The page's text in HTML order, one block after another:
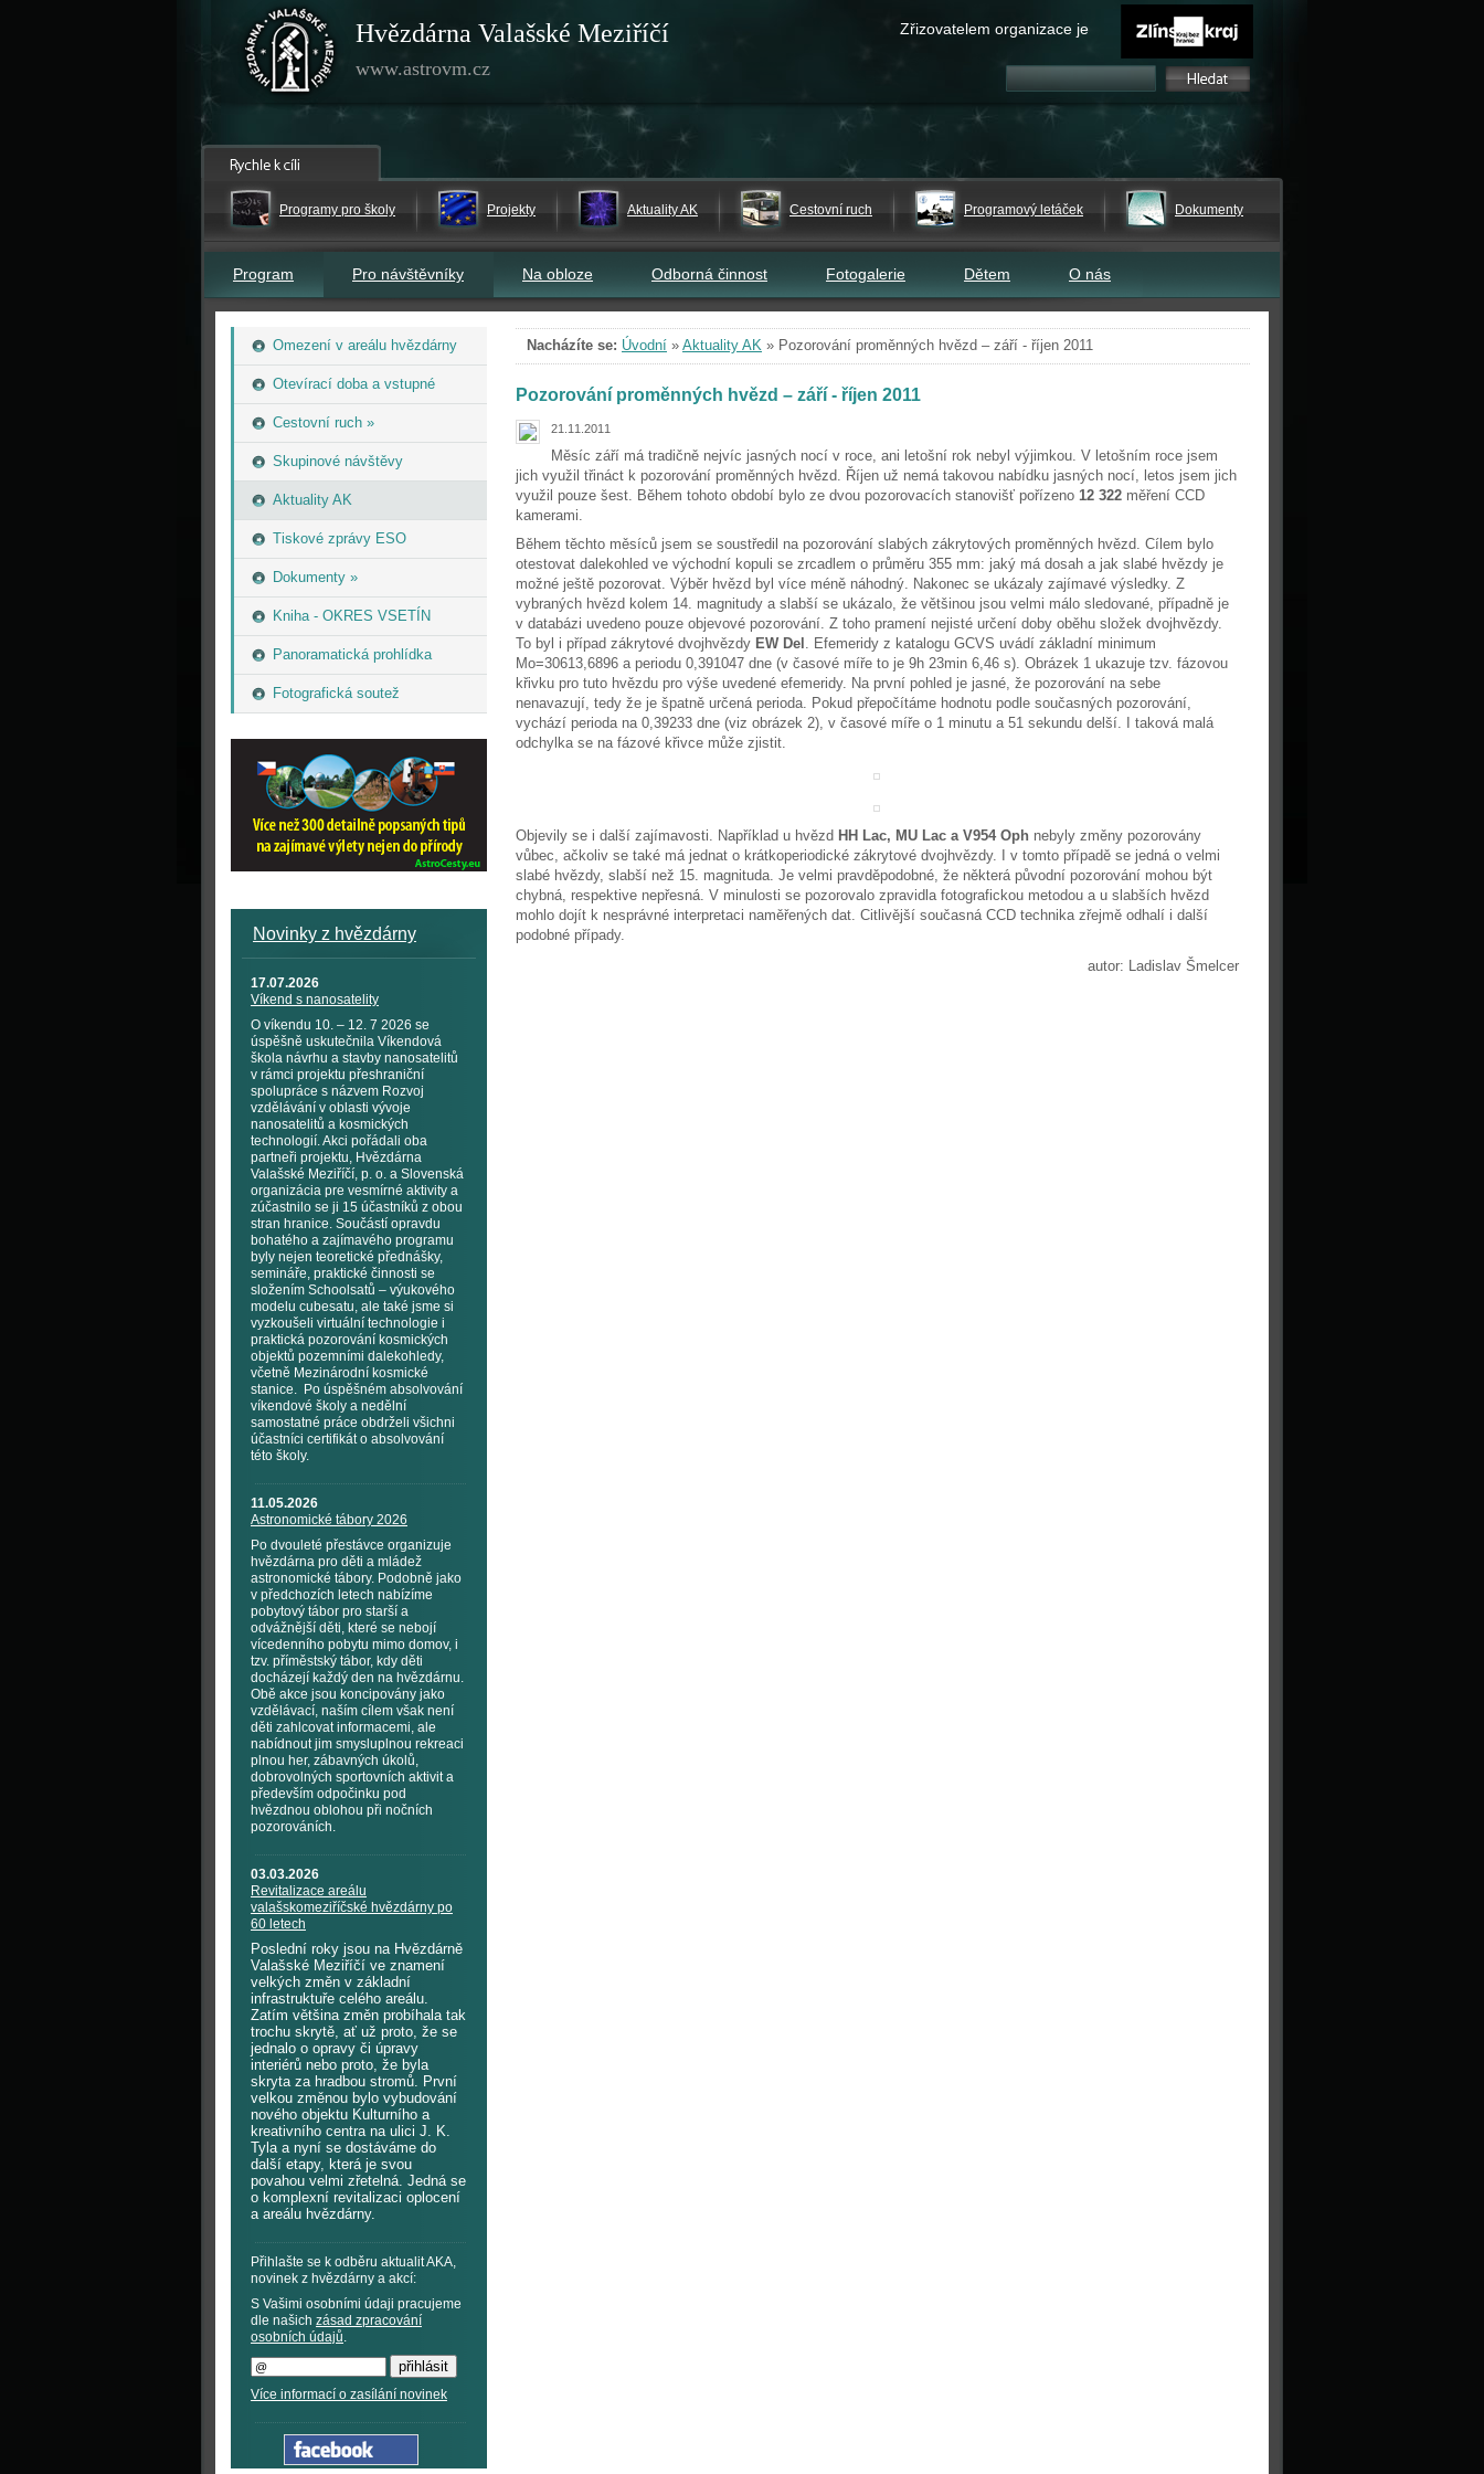
Hvězdárna Valašské Meziříčí
www.astrovm.cz
Zřizovatelem organizace je
Programy pro školy Projekty Aktuality AK Cestovní ruch Programový letáček Dokumenty
Program Pro návštěvníky Na obloze Odborná činnost Fotogalerie Dětem O nás
Omezení v areálu hvězdárny
Otevírací doba a vstupné
Cestovní ruch »
Skupinové návštěvy
Aktuality AK
Tiskové zprávy ESO
Dokumenty »
Kniha - OKRES VSETÍN
Panoramatická prohlídka
Fotografická soutež
Novinky z hvězdárny
17.07.2026
Víkend s nanosatelity
O víkendu 10. – 12. 7 2026 se
úspěšně uskutečnila Víkendová
škola návrhu a stavby nanosatelitů
v rámci projektu přeshraniční
spolupráce s názvem Rozvoj
vzdělávání v oblasti vývoje
nanosatelitů a kosmických
technologií. Akci pořádali oba
partneři projektu, Hvězdárna
Valašské Meziříčí, p. o. a Slovenská
organizácia pre vesmírné aktivity a
zúčastnilo se ji 15 účastníků z obou
stran hranice. Součástí opravdu
bohatého a zajímavého programu
byly nejen teoretické přednášky,
semináře, praktické činnosti se
složením Schoolsatů – výukového
modelu cubesatu, ale také jsme si
vyzkoušeli virtuální technologie i
praktická pozorování kosmických
objektů pozemními dalekohledy,
včetně Mezinárodní kosmické
stanice. Po úspěšném absolvování
víkendové školy a nedělní
samostatné práce obdrželi všichni
účastníci certifikát o absolvování
této školy.
11.05.2026
Astronomické tábory 2026
Po dvouleté přestávce organizuje
hvězdárna pro děti a mládež
astronomické tábory. Podobně jako
v předchozích letech nabízíme
pobytový tábor pro starší a
odvážnější děti, které se nebojí
vícedenního pobytu mimo domov, i
tzv. příměstský tábor, kdy děti
docházejí každý den na hvězdárnu.
Obě akce jsou koncipovány jako
vzdělávací, naším cílem však není
děti zahlcovat informacemi, ale
nabídnout jim smysluplnou rekreaci
plnou her, zábavných úkolů,
dobrovolných sportovních aktivit a
především odpočinku pod
hvězdnou oblohou při nočních
pozorováních.
03.03.2026
Revitalizace areálu
valašskomeziříčské hvězdárny po
60 letech
Poslední roky jsou na Hvězdárně
Valašské Meziříčí ve znamení
velkých změn v základní
infrastruktuře celého areálu.
Zatím většina změn probíhala tak
trochu skrytě, ať už proto, že se
jednalo o opravy či úpravy
interiérů nebo proto, že byla
skryta za hradbou stromů. První
velkou změnou bylo vybudování
nového objektu Kulturního a
kreativního centra na ulici J. K.
Tyla a nyní se dostáváme do
další etapy, která je svou
povahou velmi zřetelná. Jedná se
o komplexní revitalizaci oplocení
a areálu hvězdárny.
Přihlašte se k odběru aktualit AKA,
novinek z hvězdárny a akcí:
S Vašimi osobními údaji pracujeme
dle našich zásad zpracování
osobních údajů.
Více informací o zasílání novinek
Nacházíte se: Úvodní » Aktuality AK » Pozorování proměnných hvězd – září - říjen 2011
Pozorování proměnných hvězd – září - říjen 2011
21.11.2011
Měsíc září má tradičně nejvíc jasných nocí v roce, ani letošní rok nebyl výjimkou. V letošním roce jsem
jich využil třináct k pozorování proměnných hvězd. Říjen už nemá takovou nabídku jasných nocí, letos jsem jich
využil pouze šest. Během tohoto období bylo ze dvou pozorovacích stanovišť pořízeno 12 322 měření CCD
kamerami.
Během těchto měsíců jsem se soustředil na pozorování slabých zákrytových proměnných hvězd. Cílem bylo
otestovat dalekohled ve východní kopuli se zrcadlem o průměru 355 mm: jaký má dosah a jak slabé hvězdy je
možné ještě pozorovat. Výběr hvězd byl více méně náhodný. Nakonec se ukázaly zajímavé výsledky. Z
vybraných hvězd kolem 14. magnitudy a slabší se ukázalo, že většinou jsou velmi málo sledované, případně je
v databázi uvedeno pouze objevové pozorování. Z toho pramení nejisté určení doby oběhu složek dvojhvězdy.
To byl i případ zákrytové dvojhvězdy EW Del . Efemeridy z katalogu GCVS uvádí základní minimum
Mo=30613,6896 a periodu 0,391047 dne (v časové míře to je 9h 23min 6,46 s). Obrázek 1 ukazuje tzv. fázovou
křivku pro tuto hvězdu pro výše uvedené efemeridy. Na první pohled je jasné, že pozorování na sebe
nenavazují, tedy že je špatně určená perioda. Pokud přepočítáme hodnotu podle současných pozorování,
vychází perioda na 0,39233 dne (viz obrázek 2), v časové míře o 1 minutu a 51 sekundu delší. I taková malá
odchylka se na fázové křivce může zjistit.
Objevily se i další zajímavosti. Například u hvězd HH Lac, MU Lac a V954 Oph nebyly změny pozorovány
vůbec, ačkoliv se také má jednat o krátkoperiodické zákrytové dvojhvězdy. I v tomto případě se jedná o velmi
slabé hvězdy, slabší než 15. magnituda. Je velmi pravděpodobné, že některá původní pozorování mohou být
chybná, respektive nepřesná. V minulosti se pozorovalo zpravidla fotografickou metodou a u slabších hvězd
mohlo dojít k nesprávné interpretaci naměřených dat. Citlivější současná CCD technika zřejmě odhalí i další
podobné případy.
autor: Ladislav Šmelcer